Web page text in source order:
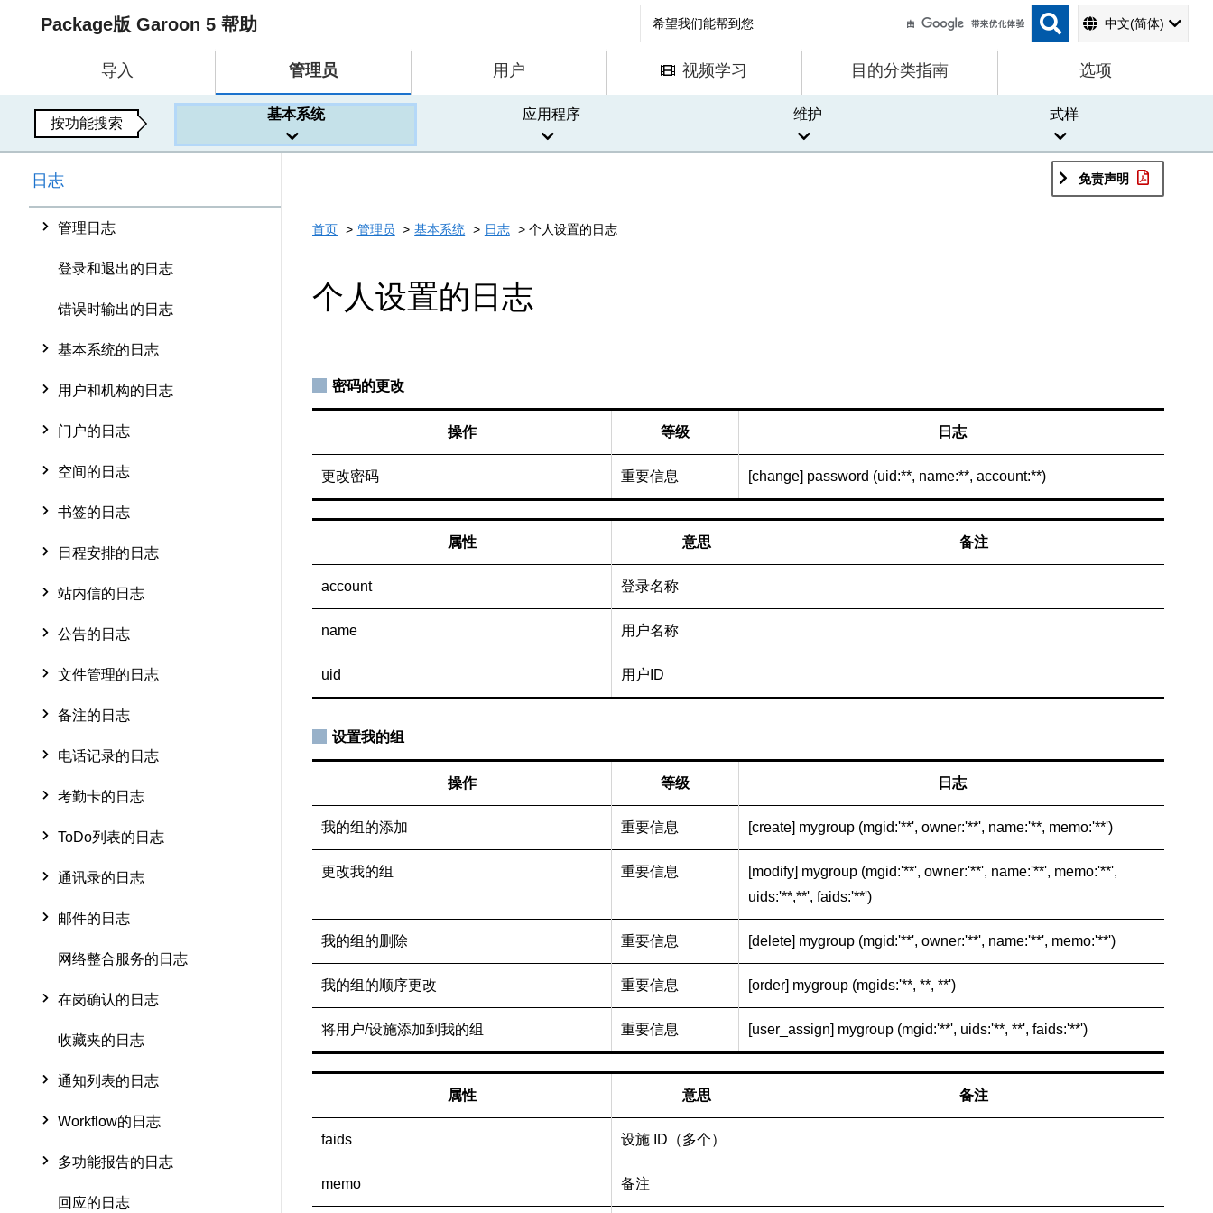
Package版 Garoon 5 帮助 中文(简体)
导入 管理员 用户 视频学习 目的分类指南 选项
按功能搜索
基本系统 应用程序 维护 式样
日志
管理日志
登录和退出的日志
错误时输出的日志
基本系统的日志
用户和机构的日志
门户的日志
空间的日志
书签的日志
日程安排的日志
站内信的日志
公告的日志
文件管理的日志
备注的日志
电话记录的日志
考勤卡的日志
ToDo列表的日志
通讯录的日志
邮件的日志
网络整合服务的日志
在岗确认的日志
收藏夹的日志
通知列表的日志
Workflow的日志
多功能报告的日志
回应的日志
免责声明
首页 管理员 基本系统 日志 个人设置的日志
个人设置的日志
密码的更改
操作 等级 日志
更改密码 重要信息 [change] password (uid:**, name:**, account:**)
属性 意思 备注
account 登录名称
name 用户名称
uid 用户ID
设置我的组
操作 等级 日志
我的组的添加 重要信息 [create] mygroup (mgid:'**', owner:'**', name:'**, memo:'**')
更改我的组 重要信息
[modify] mygroup (mgid:'**', owner:'**', name:'**', memo:'**',
uids:'**,**', faids:'**')
我的组的删除 重要信息 [delete] mygroup (mgid:'**', owner:'**', name:'**', memo:'**')
我的组的顺序更改 重要信息 [order] mygroup (mgids:'**, **, **')
将用户/设施添加到我的组 重要信息 [user_assign] mygroup (mgid:'**', uids:'**, **', faids:'**')
属性 意思 备注
faids 设施 ID（多个）
memo 备注